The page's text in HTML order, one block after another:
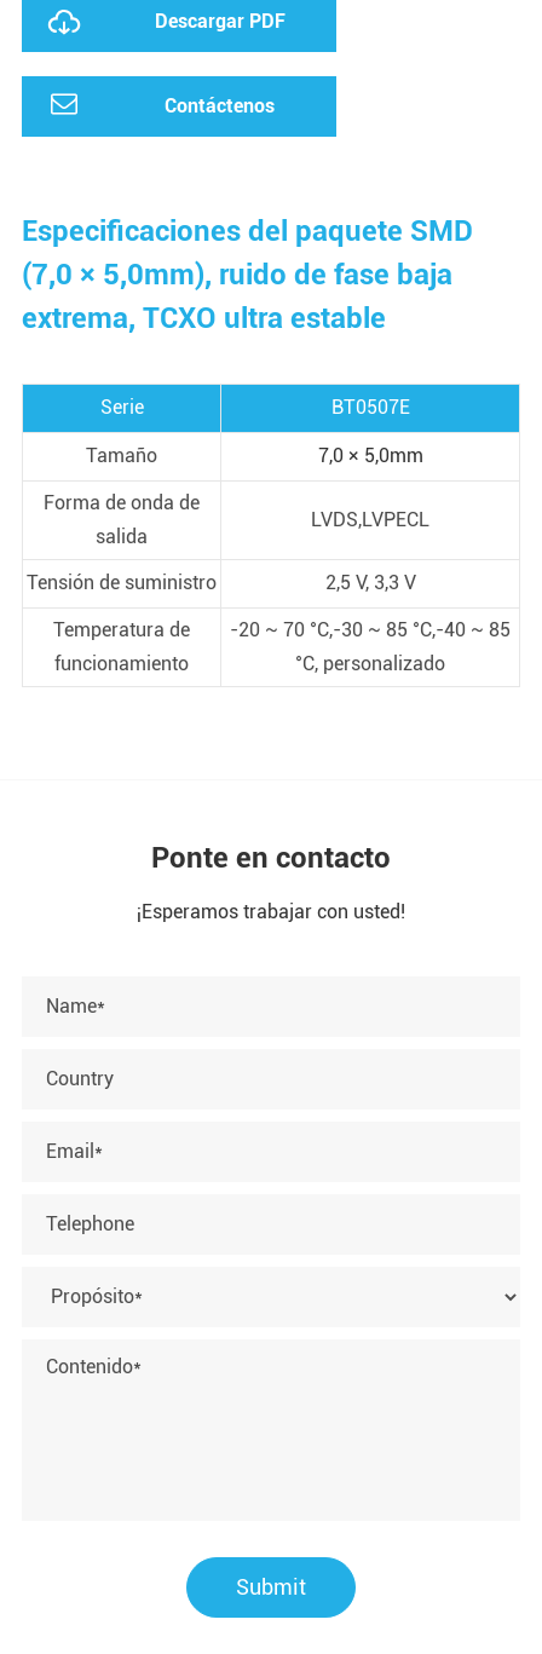
Descargar PDF
Contáctenos
Especificaciones del paquete SMD
(7,0 × 5,0mm), ruido de fase baja
extrema, TCXO ultra estable
Serie BT0507E
Tamaño 7,0 × 5,0mm
Forma de onda de
salida
LVDS,LVPECL
Tensión de suministro 2,5 V, 3,3 V
Temperatura de
funcionamiento
-20 ~ 70 °C,-30 ~ 85 °C,-40 ~ 85
°C, personalizado
Ponte en contacto
¡Esperamos trabajar con usted!
Submit